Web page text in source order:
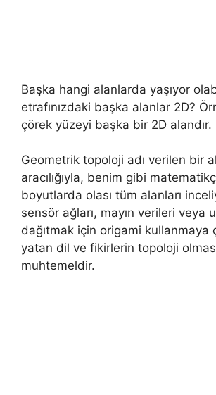
Başka hangi alanlarda yaşıyor
etrafınızdaki başka alanlar 2D?
çörek yüzeyi başka bir 2D alandır.
Geometrik topoloji adı verilen bir
aracılığıyla, benim gibi
boyutlarda olası tüm alanları
sensör ağları, mayın verileri veya
dağıtmak için origami kullanmaya
yatan dil ve fikirlerin topoloji
muhtemeldir.